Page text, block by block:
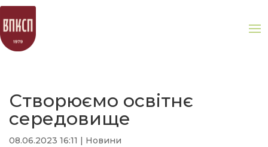
Створюємо освітнє
середовище
08.06.2023 16:11 Новини